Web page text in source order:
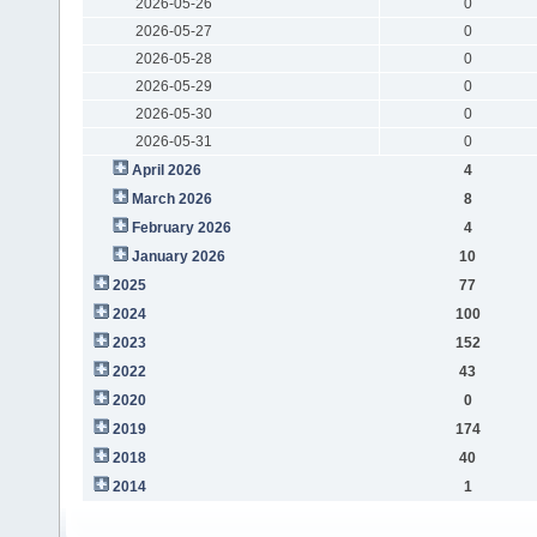
2026-05-26
0
2026-05-27
0
2026-05-28
0
2026-05-29
0
2026-05-30
0
2026-05-31
0
April 2026
4
March 2026
8
February 2026
4
January 2026
10
2025
77
2024
100
2023
152
2022
43
2020
0
2019
174
2018
40
2014
1